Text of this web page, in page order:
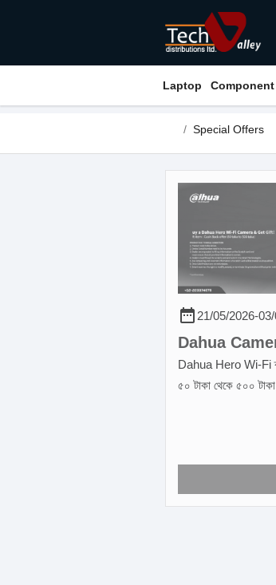
Laptop Component
Special Offers
date_range 21/05/2026-
Dahua Camera
Dahua Hero Wi-Fi
৫০ টাকা থেকে ৫০০